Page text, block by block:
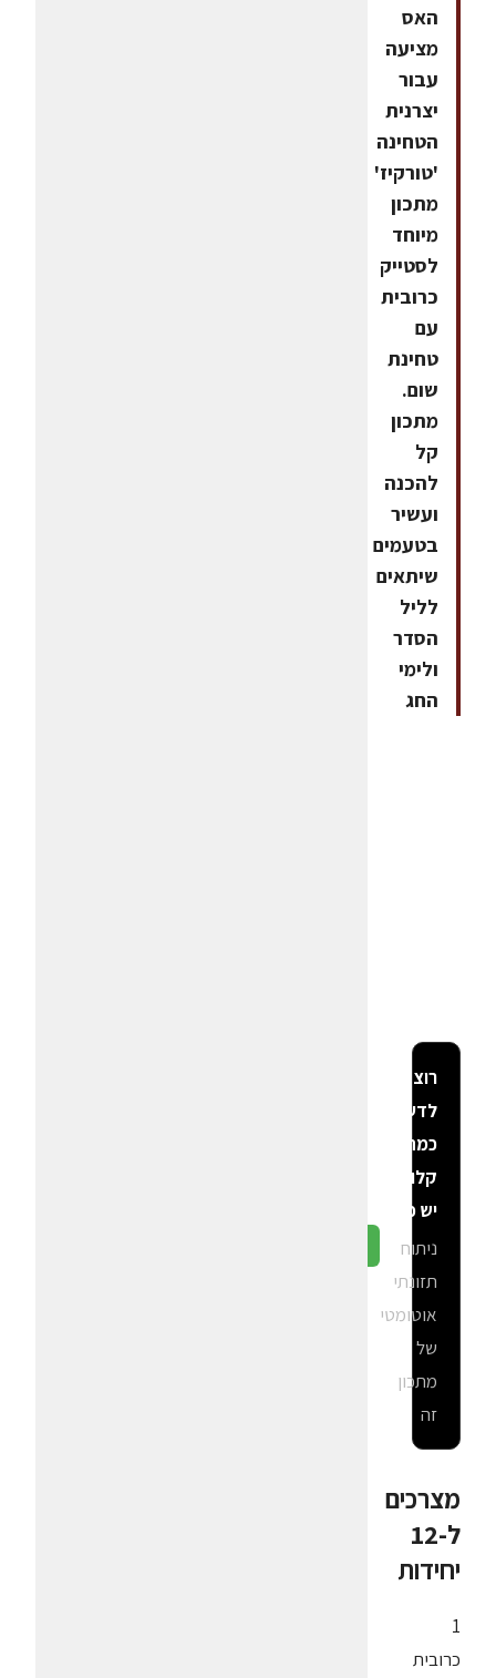
האס
מציעה
עבור
יצרנית
הטחינה
'טורקיז'
מתכון
מיוחד
לסטייק
כרובית
עם
טחינת
שום.
מתכון
קל
להכנה
ועשיר
בטעמים
שיתאים
לליל
הסדר
ולימי
החג
רוצה
לדעת
כמה
קלוריות
יש פה?
ניתוח
תזונתי
אוטומטי
של
מתכון
זה
מצרכים
ל-12
יחידות
1
כרובית